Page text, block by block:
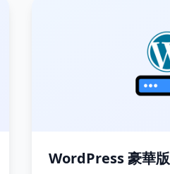
WordPress 豪華版